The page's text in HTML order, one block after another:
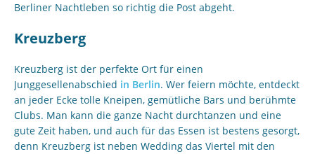
Berliner Nachtleben so richtig die Post abgeht.
Kreuzberg
Kreuzberg ist der perfekte Ort für einen
Junggesellenabschied in Berlin. Wer feiern möchte, entdeckt
an jeder Ecke tolle Kneipen, gemütliche Bars und berühmte
Clubs. Man kann die ganze Nacht durchtanzen und eine
gute Zeit haben, und auch für das Essen ist bestens gesorgt,
denn Kreuzberg ist neben Wedding das Viertel mit den